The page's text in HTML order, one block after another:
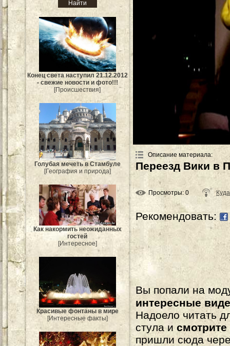
Конец света наступил 21.12.2012
- свежие новости и фото!!!
[Происшествия]
Голубая мечеть в Стамбуле
[География и природа]
Как накормить неожиданных
гостей
[Интересное]
Красивые фонтаны в мире
[Интересные факты]
Описание материала:
Переезд Вики в
Просмотры: 0
Рекомендовать:
Вы попали на
интересные
Надоело читать
стула и
пришли сюда